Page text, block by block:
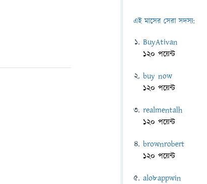
এই মাসের সেরা সদস্য:
BuyAtivan
120 পয়েন্ট
buy now
120 পয়েন্ট
realmentalh
120 পয়েন্ট
brownrobert
120 পয়েন্ট
alo8appwin